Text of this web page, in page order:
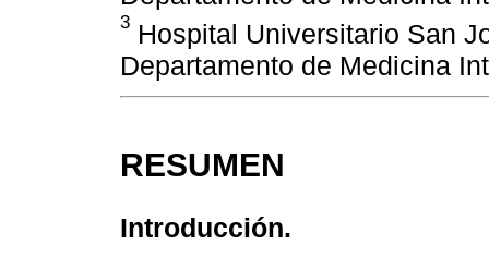
3 Hospital Universitario San
Departamento de Medicina
RESUMEN
Introducción.